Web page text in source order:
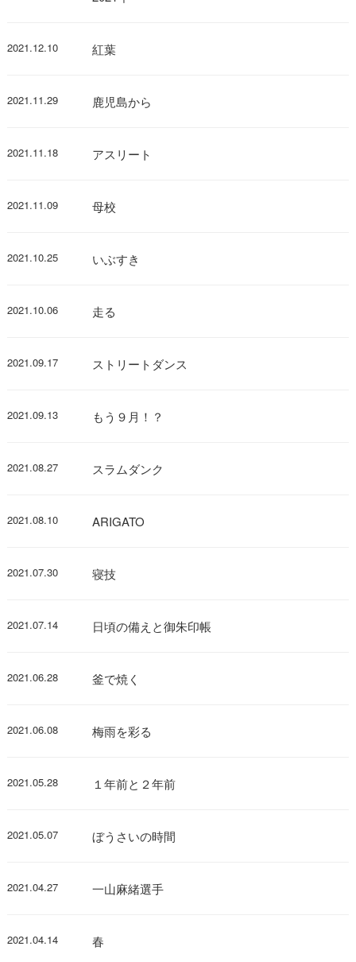
2021.12.10 紅葉
2021.11.29 鹿児島から
2021.11.18 アスリート
2021.11.09 母校
2021.10.25 いぶすき
2021.10.06 走る
2021.09.17 ストリートダンス
2021.09.13 もう９月！？
2021.08.27 スラムダンク
2021.08.10 ARIGATO
2021.07.30 寝技
2021.07.14 日頃の備えと御朱印帳
2021.06.28 釜で焼く
2021.06.08 梅雨を彩る
2021.05.28 １年前と２年前
2021.05.07 ぼうさいの時間
2021.04.27 一山麻緒選手
2021.04.14 春